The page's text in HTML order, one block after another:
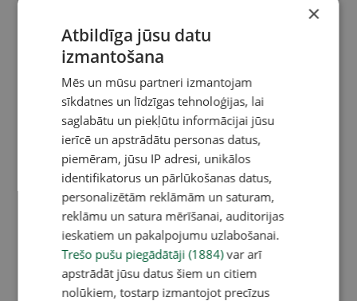
×
Atbildīga jūsu datu
izmantošana
Mēs un mūsu partneri izmantojam
sīkdatnes un līdzīgas tehnoloģijas, lai
saglabātu un piekļūtu informācijai jūsu
ierīcē un apstrādātu personas datus,
piemēram, jūsu IP adresi, unikālos
identifikatorus un pārlūkošanas datus,
personalizētām reklāmām un saturam,
reklāmu un satura mērīšanai, auditorijas
ieskatiem un pakalpojumu uzlabošanai.
Trešo pušu piegādātāji (1884)var arī
apstrādāt jūsu datus šiem un citiem
nolūkiem, tostarp izmantojot precīzus